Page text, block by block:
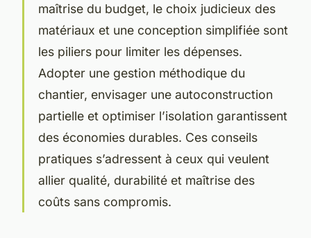
maîtrise du budget, le choix judicieux des
matériaux et une conception simplifiée sont
les piliers pour limiter les dépenses.
Adopter une gestion méthodique du
chantier, envisager une autoconstruction
partielle et optimiser l’isolation garantissent
des économies durables. Ces conseils
pratiques s’adressent à ceux qui veulent
allier qualité, durabilité et maîtrise des
coûts sans compromis.